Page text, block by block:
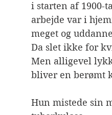
i starten af 1900-
arbejde var i
meget og
Da slet ikke for
Men alligevel
bliver en berømt
Hun mistede sin